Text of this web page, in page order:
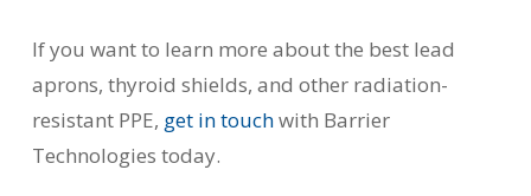
If you want to learn more about the best lead
aprons, thyroid shields, and other radiation-
resistant PPE, get in touchwith Barrier
Technologies today.